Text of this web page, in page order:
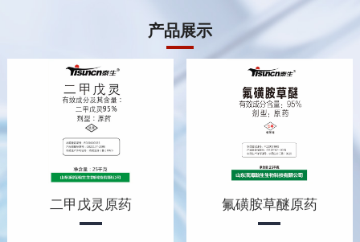
产品展示
二甲戊灵原药 氟磺胺草醚原药